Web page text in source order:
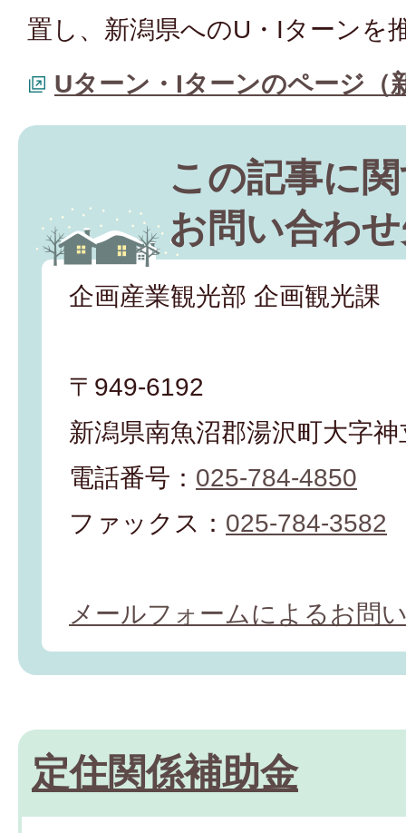
置し、新潟県へのU・Iターンを
Uターン・Iターンのページ（
この記事に
お問い合わ
企画産業観光部 企画観光課
〒949-6192
新潟県南魚沼郡湯沢町大字
電話番号： 025-784-4850
ファックス： 025-784-3582
メールフォームによるお問
定住関係補助金